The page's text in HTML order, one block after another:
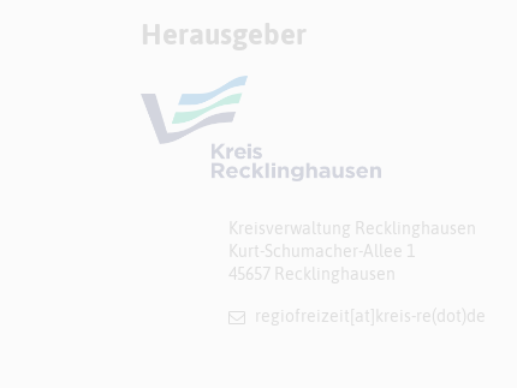
Herausgeber
Kreisverwaltung Recklinghausen
Kurt-Schumacher-Allee 1
45657 Recklinghausen
regiofreizeit[at]​kreis-re(dot)de